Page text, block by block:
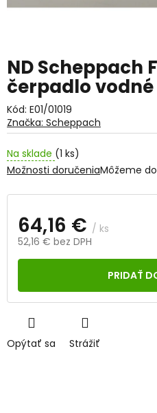
ND Scheppach
čerpadlo
Kód: E01/01019
Na sklade (1 ks)
Môžeme
Možnosti doručenia
64,16 € / ks
52,16 € bez DPH
Jednotková
PRIDAŤ
Opýtať sa Strážiť
Značka: Scheppach